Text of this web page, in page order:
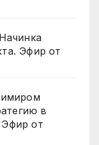
Эфир от
в
от